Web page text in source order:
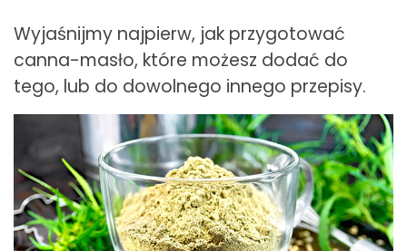
Wyjaśnijmy najpierw, jak przygotować
canna-masło, które możesz dodać do
tego, lub do dowolnego innego przepisy.